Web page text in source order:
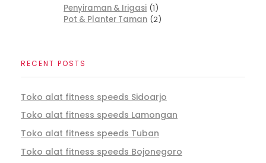
Penyiraman & Irigasi 1
Pot & Planter Taman 2
RECENT POSTS
Toko alat fitness speeds Sidoarjo
Toko alat fitness speeds Lamongan
Toko alat fitness speeds Tuban
Toko alat fitness speeds Bojonegoro